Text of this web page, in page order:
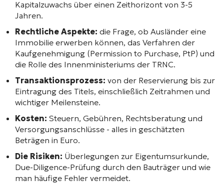
Kapitalzuwachs über einen Zeithorizont von 3-5
Jahren.
Rechtliche Aspekte: die Frage, ob Ausländer eine
Immobilie erwerben können, das Verfahren der
Kaufgenehmigung (Permission to Purchase, PtP) und
die Rolle des Innenministeriums der TRNC.
Transaktionsprozess: von der Reservierung bis zur
Eintragung des Titels, einschließlich Zeitrahmen und
wichtiger Meilensteine.
Kosten: Steuern, Gebühren, Rechtsberatung und
Versorgungsanschlüsse - alles in geschätzten
Beträgen in Euro.
Die Risiken: Überlegungen zur Eigentumsurkunde,
Due-Diligence-Prüfung durch den Bauträger und wie
man häufige Fehler vermeidet.